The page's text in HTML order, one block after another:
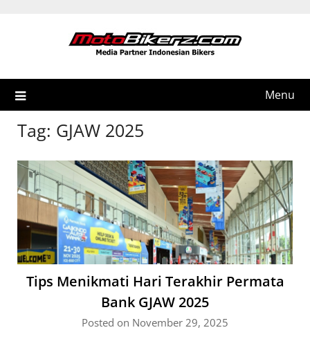
Menu
Tag: GJAW 2025
Tips Menikmati Hari Terakhir Permata
Bank GJAW 2025
Posted on November 29, 2025